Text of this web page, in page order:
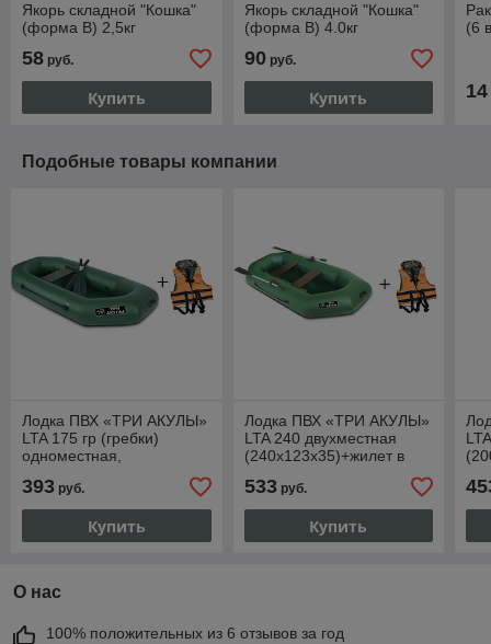
Якорь складной "Кошка"
(форма В) 2,5кг
58 руб.
Купить
Якорь складной "Кошка"
(форма В) 4.0кг
90руб.
Купить
(6
14
Подобные товары компании
Лодка ПВХ «ТРИ АКУЛЫ»
LTA 175 гр (гребки)
одноместная,
подарок!
393 руб.
Купить
Лодка ПВХ «ТРИ АКУЛЫ»
LTA 240 двухместная
(240х123х35)+жилет в
533руб.
Купить
О нас
100% положительных из 6 отзывов за год